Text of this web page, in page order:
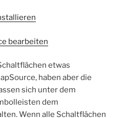
bearbeiten
etwas
haben aber die
sich unter dem
dem
Wenn alle Schaltflächen